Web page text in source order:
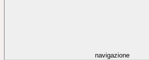
navigazione